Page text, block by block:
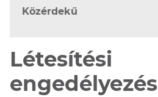
Közérdekű
Létesítési
engedélyezés